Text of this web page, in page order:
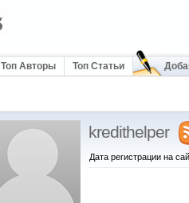
Топ Авторы Топ Статьи
kredithelper
Дата регистрации на